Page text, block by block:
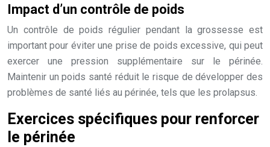
Impact d’un contrôle de poids
Un contrôle de poids régulier pendant la grossesse est
important pour éviter une prise de poids excessive, qui peut
exercer une pression supplémentaire sur le périnée.
Maintenir un poids santé réduit le risque de développer des
problèmes de santé liés au périnée, tels que les prolapsus.
Exercices spécifiques pour renforcer
le périnée